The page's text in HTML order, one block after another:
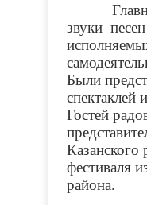
звуки
Были
спектаклей
Гостей
Казанского
фестиваля
района.